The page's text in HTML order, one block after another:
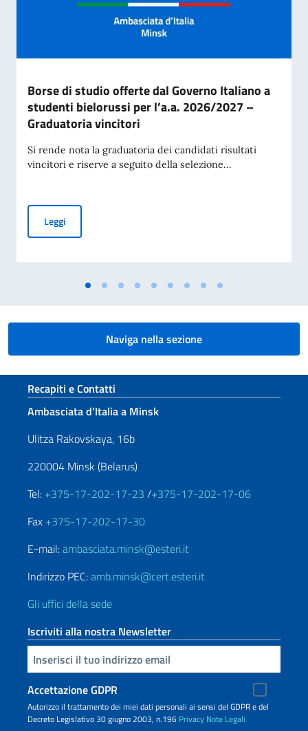
Borse di studio offerte dal Governo Italiano a
studenti bielorussi per l’a.a. 2026/2027 –
Graduatoria vincitori
Si rende nota la graduatoria dei candidati risultati
vincitori e riserve a seguito della selezione...
LeggiBorse di studio offerte dal Governo Italiano a studenti
Naviga nella sezione
Sezione footer
Recapiti e Contatti
Ambasciata d’Italia a Minsk
Ulitza Rakovskaya, 16b
220004 Minsk (Belarus)
Tel: +375-17-202-17-23 /+375-17-202-17-06
Fax +375-17-202-17-30
E-mail:ambasciata.minsk@esteri.it
Indirizzo PEC:amb.minsk@cert.esteri.it
Gli uffici della sede
Iscriviti alla nostra Newsletter
Inserisci la tua email
Accettazione GDPR
Autorizzo il trattamento dei miei dati personali ai sensi del GDPR e del
Decreto Legislativo 30 giugno 2003, n.196 Privacy Note Legali